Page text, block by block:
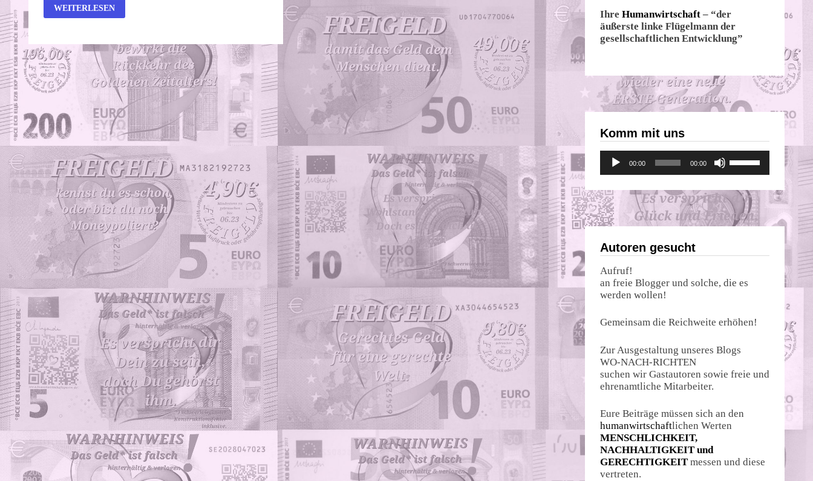
KARL
MARX
WEITERLESEN
Ihre Humanwirtschaft – “der
äußerste linke Flügelmann der
gesellschaftlichen Entwicklung”
Komm mit uns
Audio-
Player
00:00 00:00
Hoch/Runter
um
die
Lautstärke
zu
Autoren gesucht
Aufruf!
an freie Blogger und solche, die es
werden wollen!
Gemeinsam die Reichweite erhöhen!
Zur Ausgestaltung unseres Blogs
WO-NACH-RICHTEN
suchen wir Gastautoren sowie freie und
ehrenamtliche Mitarbeiter.
Eure Beiträge müssen sich an den
humanwirtschaftlichen Werten
MENSCHLICHKEIT,
NACHHALTIGKEIT und
GERECHTIGKEIT messen und diese
vertreten.